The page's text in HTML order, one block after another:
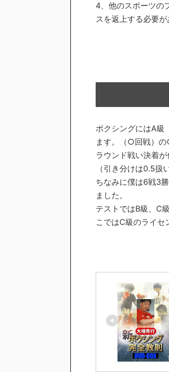
4、他のスポーツの
スを返上する必要が
ボクシングにはA級
ます。（○回戦）の
ラウンド戦い決着
（引き分けは0.5扱
ちなみに僕は6戦3
ました。
テストではB級、C
こではC級のライセ